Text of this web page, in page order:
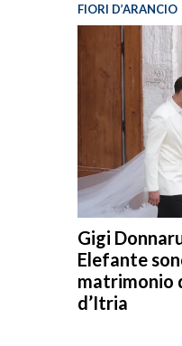
FIORI D’ARANCIO
Gigi
Elefante
matrimonio
d’Itria